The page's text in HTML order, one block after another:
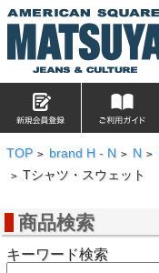
TOP > brand H - N > N >
> Tシャツ・スウェット
商品検索
キーワード検索